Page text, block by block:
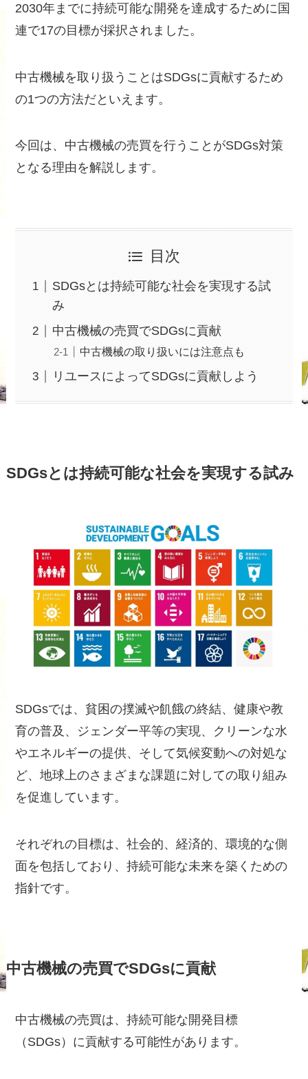
2030年までに持続可能な開発を達成するために国
連で17の目標が採択されました。
中古機械を取り扱うことはSDGsに貢献するため
の1つの方法だといえます。
今回は、中古機械の売買を行うことがSDGs対策
となる理由を解説します。
目次
SDGsとは持続可能な社会を実現する試
み
中古機械の売買でSDGsに貢献
中古機械の取り扱いには注意点も
リユースによってSDGsに貢献しよう
SDGsとは持続可能な社会を実現する試み
SDGsでは、貧困の撲滅や飢餓の終結、健康や教
育の普及、ジェンダー平等の実現、クリーンな水
やエネルギーの提供、そして気候変動への対処な
ど、地球上のさまざまな課題に対しての取り組み
を促進しています。
それぞれの目標は、社会的、経済的、環境的な側
面を包括しており、持続可能な未来を築くための
指針です。
中古機械の売買でSDGsに貢献
中古機械の売買は、持続可能な開発目標
（SDGs）に貢献する可能性があります。